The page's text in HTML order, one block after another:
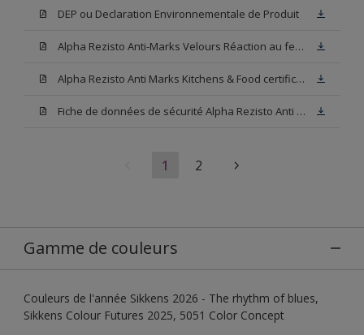
DEP ou Declaration Environnementale de Produit
Alpha Rezisto Anti-Marks Velours Réaction au feu A2-s1,d0
Alpha Rezisto Anti Marks Kitchens & Food certificate (Certificat alimentaire ISEGA)
Fiche de données de sécurité Alpha Rezisto Anti Marks Velours N00 (SDS)
1 2
Gamme de couleurs
Couleurs de l'année Sikkens 2026 - The rhythm of blues,
Sikkens Colour Futures 2025, 5051 Color Concept